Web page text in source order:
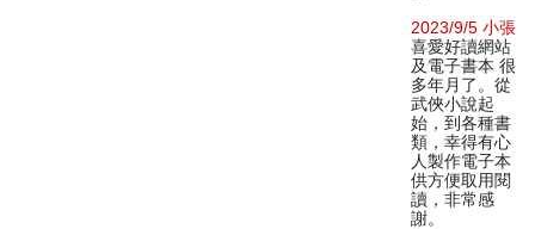
2023/9/5 小張
喜愛好讀網站
及電子書本 很
多年月了。從
武俠小說起
始，到各種書
類，幸得有心
人製作電子本
供方便取用閱
讀，非常感
謝。